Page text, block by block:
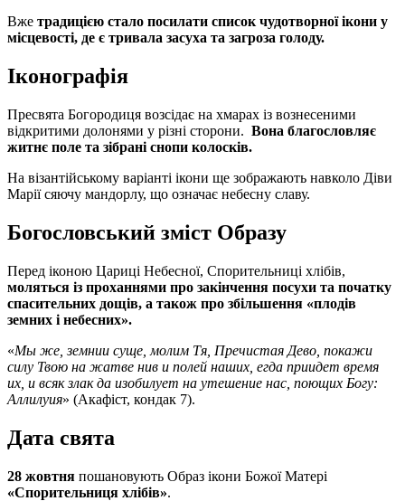
Вже традицією стало посилати список чудотворної ікони у
місцевості, де є тривала засуха та загроза голоду.
Іконографія
Пресвята Богородиця возсідає на хмарах із вознесеними
відкритими долонями у різні сторони. Вона благословляє
житнє поле та зібрані снопи колосків.
На візантійському варіанті ікони ще зображають навколо Діви
Марії сяючу мандорлу, що означає небесну славу.
Богословський зміст Образу
Перед іконою Цариці Небесної, Спорительниці хлібів,
моляться із проханнями про закінчення посухи та початку
спасительних дощів, а також про збільшення «плодів
земних і небесних».
«Мы же, земнии суще, молим Тя, Пречистая Дево, покажи
силу Твою на жатве нив и полей наших, егда приидет время
их, и всяк злак да изобилует на утешение нас, поющих Богу:
Аллилуия» (Акафіст, кондак 7).
Дата свята
28 жовтня пошановують Образ ікони Божої Матері
«Спорительниця хлібів».